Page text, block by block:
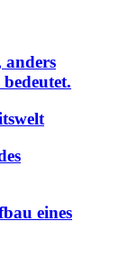
anders
eines